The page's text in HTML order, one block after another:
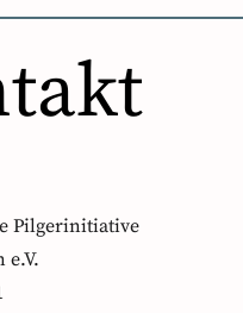
Pilgerinitiative
e.V.